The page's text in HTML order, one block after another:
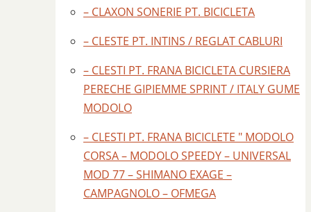
– CLAXON SONERIE PT. BICICLETA
– CLESTE PT. INTINS / REGLAT CABLURI
– CLESTI PT. FRANA BICICLETA CURSIERA
PERECHE GIPIEMME SPRINT / ITALY GUME
MODOLO
– CLESTI PT. FRANA BICICLETE " MODOLO
CORSA – MODOLO SPEEDY – UNIVERSAL
MOD 77 – SHIMANO EXAGE –
CAMPAGNOLO – OFMEGA